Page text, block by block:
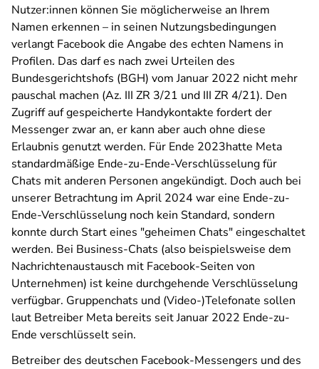
Nutzer:innen können Sie möglicherweise an Ihrem
Namen erkennen – in seinen Nutzungsbedingungen
verlangt Facebook die Angabe des echten Namens in
Profilen. Das darf es nach zwei Urteilen des
Bundesgerichtshofs (BGH) vom Januar 2022 nicht mehr
pauschal machen (Az. III ZR 3/21 und III ZR 4/21). Den
Zugriff auf gespeicherte Handykontakte fordert der
Messenger zwar an, er kann aber auch ohne diese
Erlaubnis genutzt werden. Für Ende 2023hatte Meta
standardmäßige Ende-zu-Ende-Verschlüsselung für
Chats mit anderen Personen angekündigt. Doch auch bei
unserer Betrachtung im April 2024 war eine Ende-zu-
Ende-Verschlüsselung noch kein Standard, sondern
konnte durch Start eines "geheimen Chats" eingeschaltet
werden. Bei Business-Chats (also beispielsweise dem
Nachrichtenaustausch mit Facebook-Seiten von
Unternehmen) ist keine durchgehende Verschlüsselung
verfügbar. Gruppenchats und (Video-)Telefonate sollen
laut Betreiber Meta bereits seit Januar 2022 Ende-zu-
Ende verschlüsselt sein.
Betreiber des deutschen Facebook-Messengers und des